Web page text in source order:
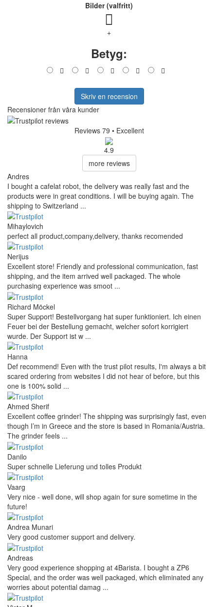
Bilder (valfritt)
+
Betyg:
Skriv en recension
Recensioner från våra kunder
Reviews 79 • Excellent
4.9
more reviews
Andres
I bought a cafelat robot, the delivery was really fast and the
products were in great conditions. I will be buying again. The
shipping to Switzerland ...
Mihaylovich
perfect all product,company,delivery, thanks recomended
Nerijus
Excellent store! Friendly and professional communication, fast
shipping, and the item arrived well packaged. The whole
purchasing experience was smoot ...
Richard Möckel
Super Support! Bestellvorgang hat super funktioniert. Ich einen
Feuer bei der Bestellung gemacht, welcher sofort korrigiert
wurde. Der Support ist w ...
Hanna
Def recommend! Even with the trust pilot results, I'm always a bit
scared ordering from websites I did not hear of before, but this
one is 100% solid ...
Ahmed Sherif
Excellent coffee grinder! The shipping was surprisingly fast, even
though I’m in Greece and the store is based in Romania/Austria.
The grinder feels ...
Danilo
Super schnelle Lieferung und tolles Produkt
Vaarg
Very nice - well done, will shop again for sure sometime in the
future!
Andrea Munari
Very good customer support and delivery.
Andreas
Very good experience shopping at 4Barista. I bought a ZP6
Special, and the order was well packaged, which eliminated any
worries about potential damag ...